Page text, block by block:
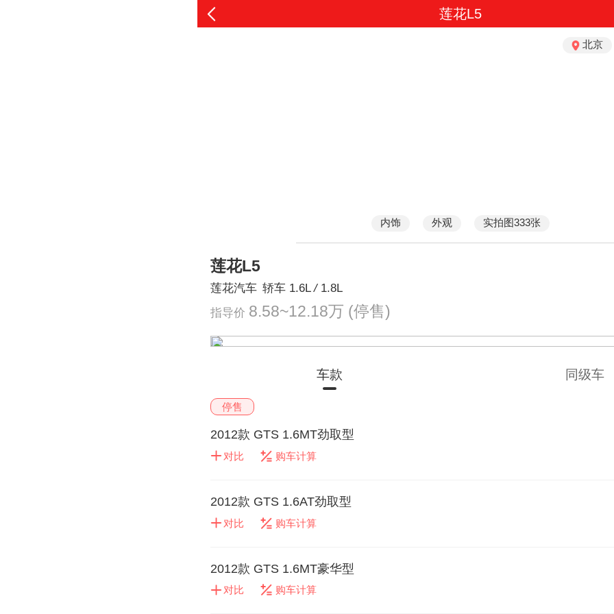
莲花L5
北京
内饰 外观 实拍图333张
莲花L5
莲花汽车 轿车 1.6L/1.8L
指导价 8.58~12.18万 (停售)
车款 同级车
停售
2012款 GTS 1.6MT劲取型
对比 购车计算
2012款 GTS 1.6AT劲取型
对比 购车计算
2012款 GTS 1.6MT豪华型
对比 购车计算